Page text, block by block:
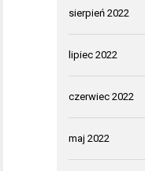
sierpień 2022
lipiec 2022
czerwiec 2022
maj 2022